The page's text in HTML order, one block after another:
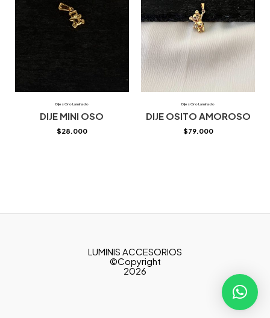
Dijes Oro Laminado
DIJE MINI OSO
$28.000
Dijes Oro Laminado
DIJE OSITO AMOROSO
$79.000
LUMINIS ACCESORIOS
©Copyright
2026